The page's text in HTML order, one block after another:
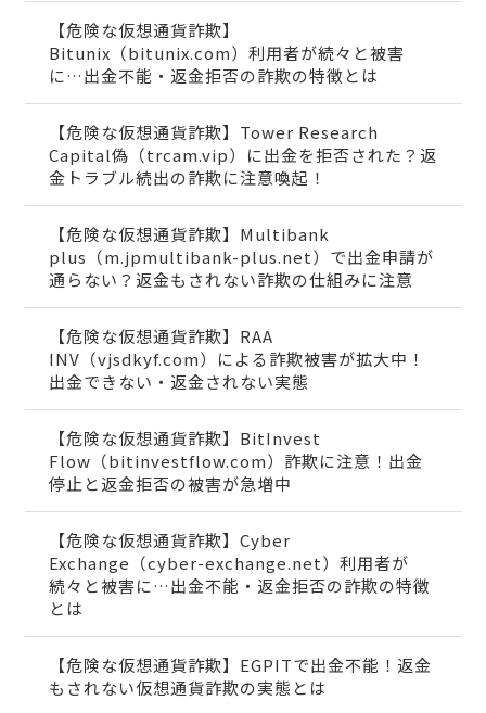
【危険な仮想通貨詐欺】
Bitunix（bitunix.com）利用者が続々と被害
に…出金不能・返金拒否の詐欺の特徴とは
【危険な仮想通貨詐欺】Tower Research
Capital偽（trcam.vip）に出金を拒否された？返
金トラブル続出の詐欺に注意喚起！
【危険な仮想通貨詐欺】Multibank
plus（m.jpmultibank-plus.net）で出金申請が
通らない？返金もされない詐欺の仕組みに注意
【危険な仮想通貨詐欺】RAA
INV（vjsdkyf.com）による詐欺被害が拡大中！
出金できない・返金されない実態
【危険な仮想通貨詐欺】BitInvest
Flow（bitinvestflow.com）詐欺に注意！出金
停止と返金拒否の被害が急増中
【危険な仮想通貨詐欺】Cyber
Exchange（cyber-exchange.net）利用者が
続々と被害に…出金不能・返金拒否の詐欺の特徴
とは
【危険な仮想通貨詐欺】EGPITで出金不能！返金
もされない仮想通貨詐欺の実態とは